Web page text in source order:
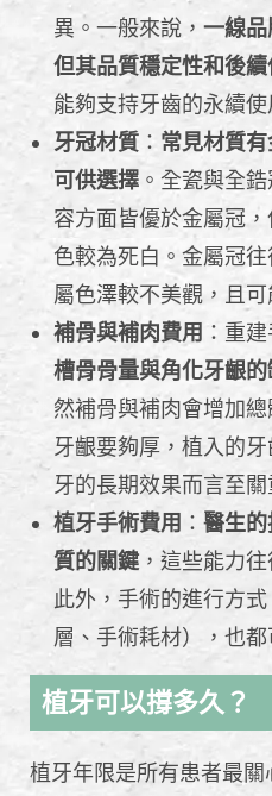
異。一般來說， 一線品
但其品質穩定性和後
能夠支持牙齒的永續使
牙冠材質 ： 常見材質
可供選擇 。全瓷與全
容方面皆優於金屬冠
色較為死白。金屬冠
屬色澤較不美觀，且
補骨與補肉費用 ：重
槽骨骨量與角化牙齦
然補骨與補肉會增加
牙齦要夠厚，植入的
牙的長期效果而言至關
植牙手術費用 ： 醫生
質的關鍵 ，這些能力
此外，手術的進行方
層、手術耗材），也
植牙可以撐多久？
植牙年限是所有患者最關